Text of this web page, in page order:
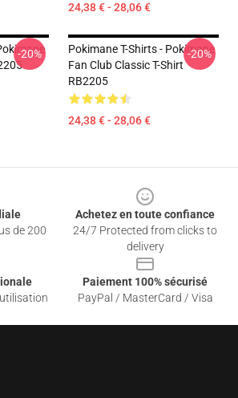
24,38 € - 28,06 €
-20%
Pokimane T-Shirts - Pokimane
Fan Club Classic T-Shirt
RB2205
24,38 € - 28,06 €
-20%
de 200
Achetez en toute confiance
24/7 Protected from clicks to
delivery
Paiement 100% sécurisé
PayPal / MasterCard / Visa